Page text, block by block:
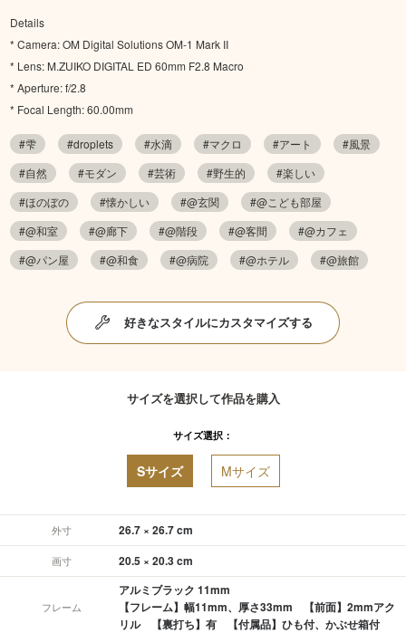
Details
* Camera: OM Digital Solutions OM-1 Mark II
* Lens: M.ZUIKO DIGITAL ED 60mm F2.8 Macro
* Aperture: f/2.8
* Focal Length: 60.00mm
#雫 #droplets #水滴 #マクロ #アート
#風景
#自然
#モダン #芸術 #野生的
#楽しい
#ほのぼの
#懐かしい #@玄関
#@こども部屋
#@和室
#@廊下 #@階段 #@客間
#@カフェ
#@パン屋
#@和食 #@病院 #@ホテル #@旅館
好きなスタイルにカスタマイズする
サイズを選択して作品を購入
サイズ選択：
Sサイズ Mサイズ
外寸 26.7 × 26.7 cm
画寸 20.5 × 20.3 cm
フレーム
アルミブラック 11mm
【フレーム】幅11mm、厚さ33mm 【前面】2mmアク
リル 【裏打ち】有 【付属品】ひも付、かぶせ箱付